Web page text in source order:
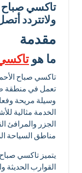
تاكسي صباح
ولاتتردد أتصل50547923
مقدمة
ما هوتاكسي
تاكسي صباح
تعمل في منطقة
وسيلة مريحة
الخدمة مثالية
الجزر والمرافئ
مناطق السياحة
يتميز تاكسي
القوارب الحديثة